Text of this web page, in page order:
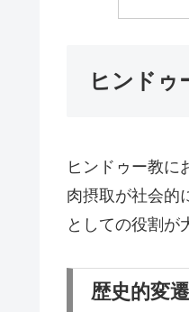
ヒンドゥ
ヒンドゥー教に
肉摂取が社会的
としての役割が
歴史的変遷